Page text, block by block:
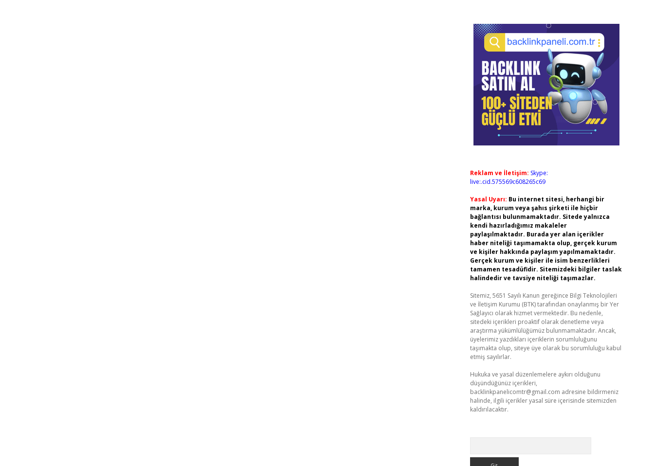
Reklam ve İletişim: Skype:
live:.cid.575569c608265c69
Yasal Uyarı: Bu internet sitesi, herhangi bir
marka, kurum veya şahıs şirketi ile hiçbir
bağlantısı bulunmamaktadır. Sitede yalnızca
kendi hazırladığımız makaleler
paylaşılmaktadır. Burada yer alan içerikler
haber niteliği taşımamakta olup, gerçek kurum
ve kişiler hakkında paylaşım yapılmamaktadır.
Gerçek kurum ve kişiler ile isim benzerlikleri
tamamen tesadüfidir. Sitemizdeki bilgiler taslak
halindedir ve tavsiye niteliği taşımazlar.
Sitemiz, 5651 Sayılı Kanun gereğince Bilgi Teknolojileri
ve İletişim Kurumu (BTK) tarafından onaylanmış bir Yer
Sağlayıcı olarak hizmet vermektedir. Bu nedenle,
sitedeki içerikleri proaktif olarak denetleme veya
araştırma yükümlülüğümüz bulunmamaktadır. Ancak,
üyelerimiz yazdıkları içeriklerin sorumluluğunu
taşımakta olup, siteye üye olarak bu sorumluluğu kabul
etmiş sayılırlar.
Hukuka ve yasal düzenlemelere aykırı olduğunu
düşündüğünüz içerikleri,
backlinkpanelicomtr@gmail.com adresine bildirmeniz
halinde, ilgili içerikler yasal süre içerisinde sitemizden
kaldırılacaktır.